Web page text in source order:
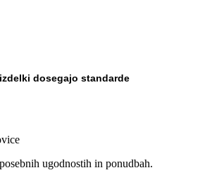
dosegajo standarde
ugodnostih in ponudbah.